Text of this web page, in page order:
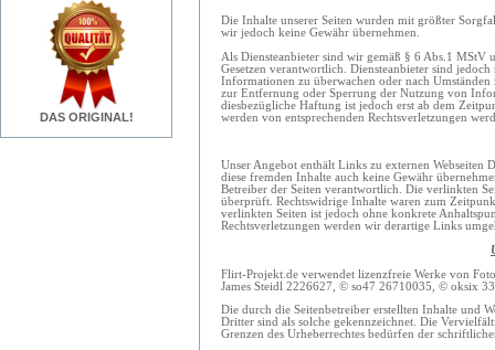
DAS ORIGINAL!
Die Inhalte unserer Seiten wurden mit größter
wir jedoch keine Gewähr übernehmen.
Als Diensteanbieter sind wir gemäß § 6 Abs.1 MStV
Gesetzen verantwortlich. Diensteanbieter sind
Informationen zu überwachen oder nach
zur Entfernung oder Sperrung der Nutzung von
diesbezügliche Haftung ist jedoch erst ab dem
werden von entsprechenden Rechtsverletzungen
Unser Angebot enthält Links zu externen
diese fremden Inhalte auch keine Gewähr
Betreiber der Seiten verantwortlich. Die verlinkten
überprüft. Rechtswidrige Inhalte waren zum
verlinkten Seiten ist jedoch ohne konkrete
Rechtsverletzungen werden wir derartige Links
Flirt-Projekt.de verwendet lizenzfreie Werke von
James Steidl 2226627, © so47 26710035, © oksix
Die durch die Seitenbetreiber erstellten Inhalte und
Dritter sind als solche gekennzeichnet. Die
Grenzen des Urheberrechtes bedürfen der